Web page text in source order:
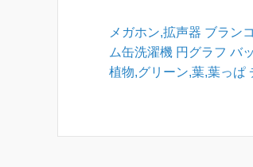
メガホン,拡声器 ブランコ
ム缶洗濯機 円グラフ バ
植物,グリーン,葉,葉っぱ